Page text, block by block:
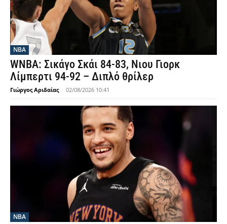
NBA
WNBA: Σικάγο Σκάι 84-83, Νιου Γιορκ
Λίμπερτι 94-92 – Διπλό θρίλερ
Γιώργος Αριδαίας - 02/08/2026 10:41
NBA